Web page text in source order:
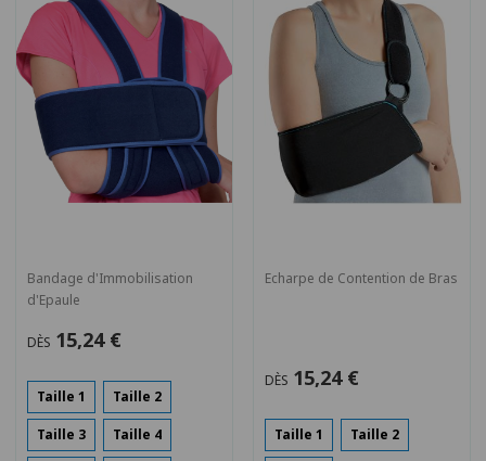
Bandage d'Immobilisation
d'Epaule
DÈS 15,24 €
Taille 1 Taille 2
Taille 3 Taille 4
Echarpe de Contention de Bras
DÈS 15,24 €
Taille 1 Taille 2